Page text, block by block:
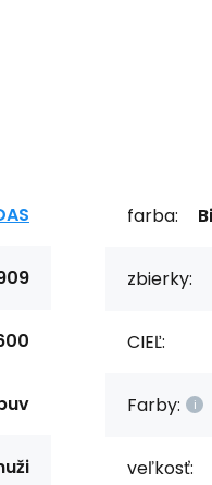
farba:
zbierky:
CIEĽ:
Farby:
veľkosť: